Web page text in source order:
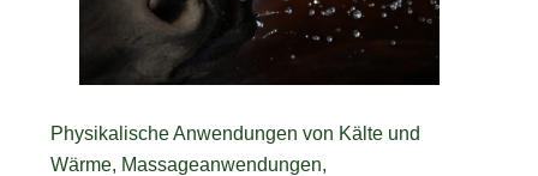
Physikalische Anwendungen von Kälte und
Wärme, Massageanwendungen,